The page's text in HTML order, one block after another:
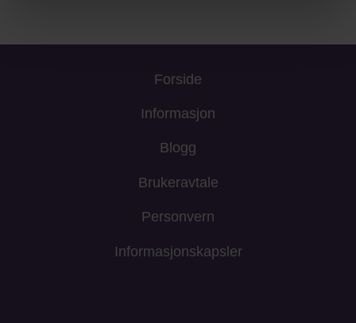
Forside
Informasjon
Blogg
Brukeravtale
Personvern
Informasjonskapsler